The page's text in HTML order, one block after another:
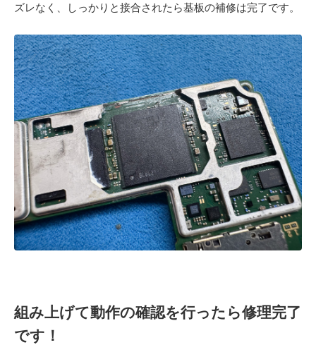
ズレなく、しっかりと接合されたら基板の補修は完了です。
組み上げて動作の確認を行ったら修理完了
です！